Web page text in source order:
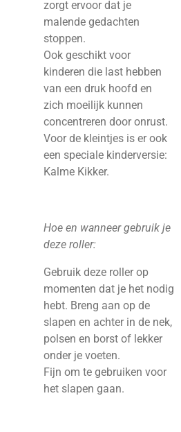
zorgt ervoor dat je
malende gedachten
stoppen.
Ook geschikt voor
kinderen die last hebben
van een druk hoofd en
zich moeilijk kunnen
concentreren door onrust.
Voor de kleintjes is er ook
een speciale kinderversie:
Kalme Kikker.
Hoe en wanneer gebruik je
deze roller:
Gebruik deze roller op
momenten dat je het nodig
hebt. Breng aan op de
slapen en achter in de nek,
polsen en borst of lekker
onder je voeten.
Fijn om te gebruiken voor
het slapen gaan.